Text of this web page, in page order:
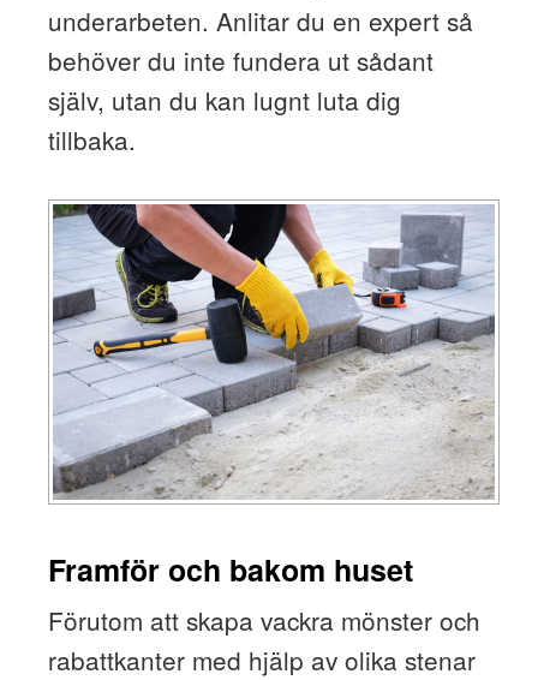
underarbeten. Anlitar du en expert så
behöver du inte fundera ut sådant
själv, utan du kan lugnt luta dig
tillbaka.
Framför och bakom huset
Förutom att skapa vackra mönster och
rabattkanter med hjälp av olika stenar